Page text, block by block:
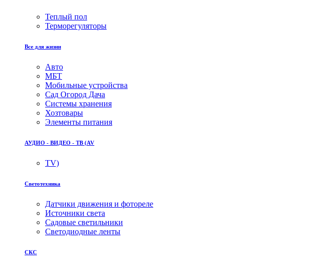
Теплый пол
Терморегуляторы
Все для жизни
Авто
МБТ
Мобильные устройства
Сад Огород Дача
Системы хранения
Хозтовары
Элементы питания
АУДИО - ВИДЕО - ТВ (AV
TV)
Светотехника
Датчики движения и фотореле
Источники света
Садовые светильники
Светодиодные ленты
СКС